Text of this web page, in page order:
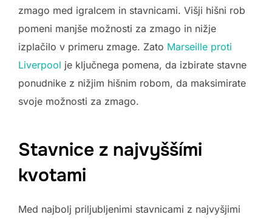
zmago med igralcem in stavnicami. Višji hišni rob
pomeni manjše možnosti za zmago in nižje
izplačilo v primeru zmage. Zato Marseille proti
Liverpool je ključnega pomena, da izbirate stavne
ponudnike z nižjim hišnim robom, da maksimirate
svoje možnosti za zmago.
Stavnice z najvyššími
kvotami
Med najbolj priljubljenimi stavnicami z najvyšjimi